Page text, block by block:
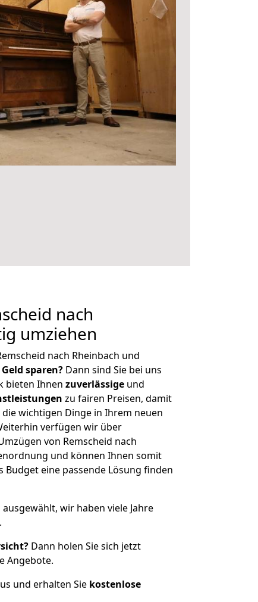
nach
umziehen
nach Rheinbach und
sparen? Dann sind Sie bei uns
bieten Ihnen zuverlässige und
zu fairen Preisen, damit
wichtigen Dinge in Ihrem neuen
verfügen wir über
von Remscheid nach
und können Ihnen somit
eine passende Lösung finden
wir haben viele Jahre
Dann holen Sie sich jetzt
Angebote.
und erhalten Sie kostenlose